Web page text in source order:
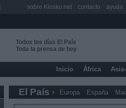
Todos los días El País
Toda la prensa de hoy
Inicio África
El País Europa España
sobre Kiosko.net contacto ayuda